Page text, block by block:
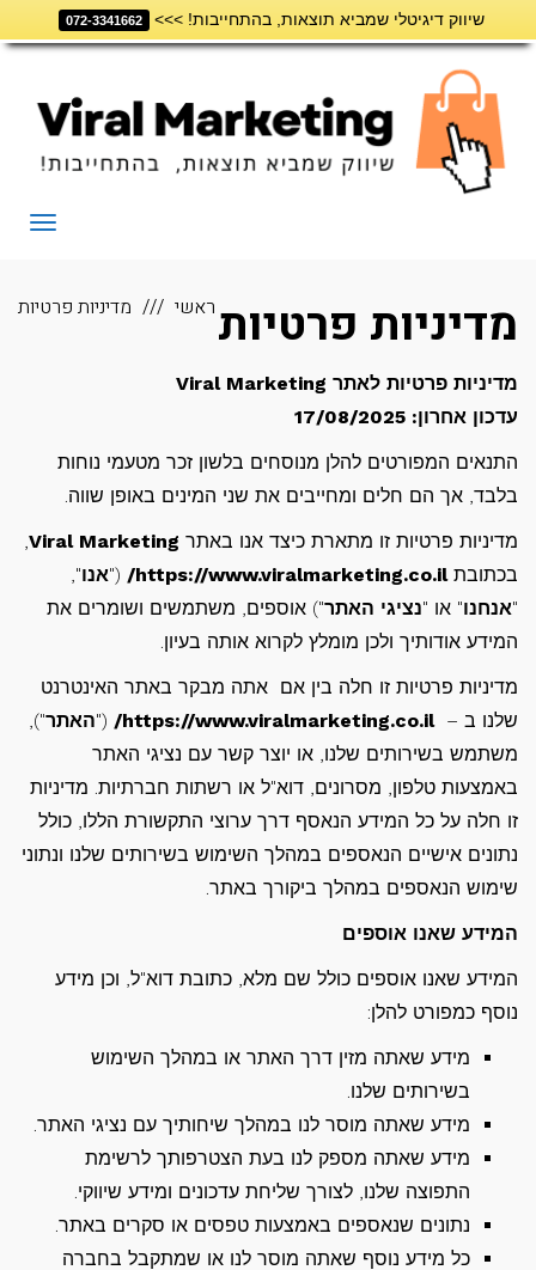
שיווק דיגיטלי שמביא תוצאות, בהתחייבות! >>> 072-3341662
לתוכן
ראשי מדיניות פרטיות מדיניות פרטיות
מדיניות פרטיות לאתר Viral Marketing
עדכון אחרון: 17/08/2025
התנאים המפורטים להלן מנוסחים בלשון זכר מטעמי נוחות
בלבד, אך הם חלים ומחייבים את שני המינים באופן שווה.
מדיניות פרטיות זו מתארת כיצד אנו באתר Viral Marketing
,
בכתובתhttps://www.viralmarketing.co.il/
("אנו",
"אנחנו" או "נציגי האתר") אוספים, משתמשים ושומרים את
המידע אודותיך ולכן מומלץ לקרוא אותה בעיון.
מדיניות פרטיות זו חלה בין אם אתה מבקר באתר האינטרנט
שלנו ב –https://www.viralmarketing.co.il/
("האתר"),
משתמש בשירותים שלנו, או יוצר קשר עם נציגי האתר
באמצעות טלפון, מסרונים, דוא"ל או רשתות חברתיות. מדיניות
זו חלה על כל המידע הנאסף דרך ערוצי התקשורת הללו, כולל
נתונים אישיים הנאספים במהלך השימוש בשירותים שלנו ונתוני
שימוש הנאספים במהלך ביקורך באתר.
המידע שאנו אוספים
המידע שאנו אוספים כולל שם מלא, כתובת דוא"ל, וכן מידע
נוסף כמפורט להלן:
מידע שאתה מזין דרך האתר או במהלך השימוש
בשירותים שלנו.
מידע שאתה מוסר לנו במהלך שיחותיך עם נציגי האתר.
מידע שאתה מספק לנו בעת הצטרפותך לרשימת
התפוצה שלנו, לצורך שליחת עדכונים ומידע שיווקי.
נתונים שנאספים באמצעות טפסים או סקרים באתר.
כל מידע נוסף שאתה מוסר לנו או שמתקבל בחברה